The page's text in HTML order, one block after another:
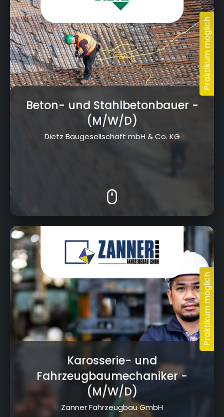
Beton- und Stahlbetonbauer -
(M/W/D)
Dietz Baugesellschaft mbH & Co. KG
Industriestraße 2, 95502 Himmelkron
Karosserie- und
Fahrzeugbaumechaniker-
(M/W/D)
Zanner Fahrzeugbau GmbH